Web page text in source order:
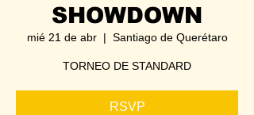
SHOWDOWN
mié 21 de abr
  |
Santiago de Querétaro
TORNEO DE STANDARD
RSVP